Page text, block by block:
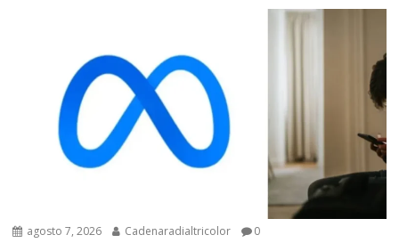
agosto 7, 2026 Cadenaradialtricolor 0